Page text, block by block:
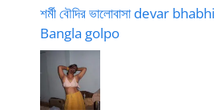
শর্মী বৌদির ভালোবাসা devar
Bangla golpo